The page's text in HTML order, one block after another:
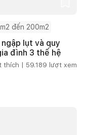
đến 200m2
lụt và quy
đình 3 thế hệ
thích | 59.189 lượt xem